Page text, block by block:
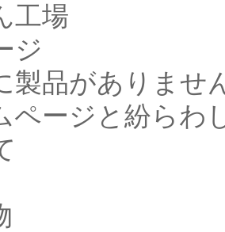
工場
ジ
製品がありませ
ページと紛らわ